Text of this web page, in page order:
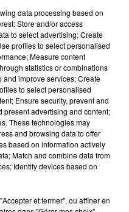
: UNE FEMME ET
ET LA...
le feu après avoir
bébé de trois mois
SE FAIRE
data processing based on
Store and/or access
to select advertising; Create
profiles to select personalised
Measure content
statistics or combinations
and improve services; Create
to select personalised
Ensure security, prevent and
present advertising and content;
These technologies may
and browsing data to offer
based on information actively
Match and combine data from
Identify devices based on
et fermer", ou affiner en